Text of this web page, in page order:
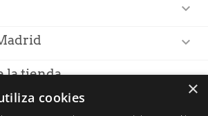


la tienda
PARA ×
cookies